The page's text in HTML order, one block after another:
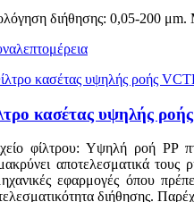
διήθησης: 0,05-200 μm.
λεπτομέρεια
κασέτας υψηλής
φίλτρου: Υψηλή ροή PP
αποτελεσματικά τους
εφαρμογές όπου
διήθησης.